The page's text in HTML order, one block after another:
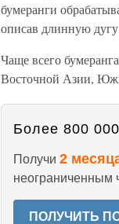
бумеранги
описав длинную дугу
Чаще всего
Восточной Азии,
Более 800
Получи 2
неограниченным
ПОЛУЧИТЬ